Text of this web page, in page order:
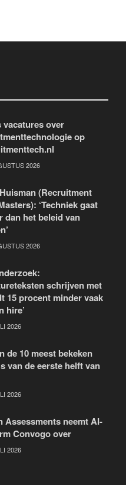
vacatures over
op
2026
(Recruitment
‘Techniek gaat
dan het beleid van
2026
schrijven met
15 procent minder vaak
hire’
2026
de 10 meest bekeken
van de eerste helft van
2026
Assessments neemt AI-
Convogo over
2026